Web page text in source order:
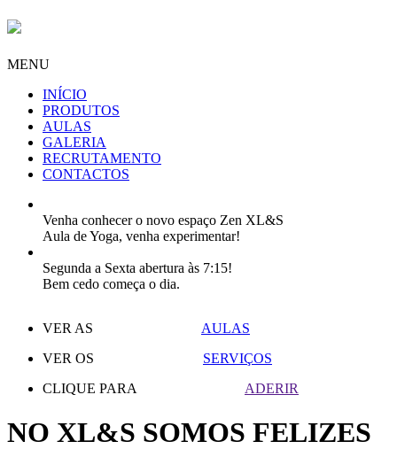
MENU
INÍCIO
PRODUTOS
AULAS
GALERIA
RECRUTAMENTO
CONTACTOS
Venha conhecer o novo espaço Zen XL&S
Aula de Yoga, venha experimentar!
Segunda a Sexta abertura às 7:15!
Bem cedo começa o dia.
VER AS
AULAS
VER OS
SERVIÇOS
CLIQUE PARA
ADERIR
NO XL&S SOMOS FELIZES